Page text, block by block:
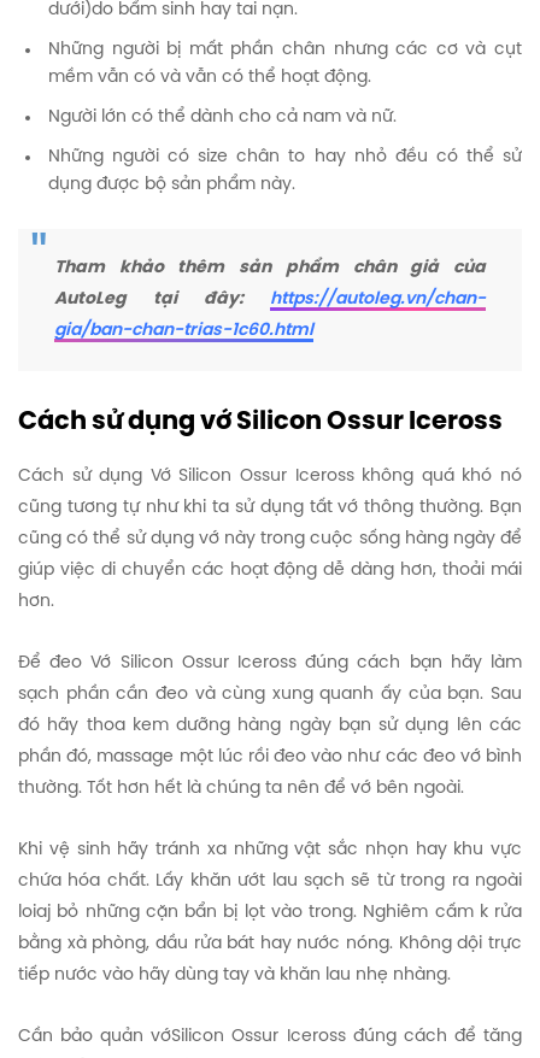
dưới)do bẩm sinh hay tai nạn.
Những người bị mất phần chân nhưng các cơ và cụt
mềm vẫn có và vẫn có thể hoạt động.
Người lớn có thể dành cho cả nam và nữ.
Những người có size chân to hay nhỏ đều có thể sử
dụng được bộ sản phẩm này.
Tham khảo thêm sản phẩm chân giả của
AutoLeg tại đây: https://autoleg.vn/chan-
gia/ban-chan-trias-1c60.html
Cách sử dụng vớ Silicon Ossur Iceross
Cách sử dụng Vớ Silicon Ossur Iceross không quá khó nó
cũng tương tự như khi ta sử dụng tất vớ thông thường. Bạn
cũng có thể sử dụng vớ này trong cuộc sống hàng ngày để
giúp việc di chuyển các hoạt động dễ dàng hơn, thoải mái
hơn.
Để đeo Vớ Silicon Ossur Iceross đúng cách bạn hãy làm
sạch phần cần đeo và cùng xung quanh ấy của bạn. Sau
đó hãy thoa kem dưỡng hàng ngày bạn sử dụng lên các
phần đó, massage một lúc rồi đeo vào như các đeo vớ bình
thường. Tốt hơn hết là chúng ta nên để vớ bên ngoài.
Khi vệ sinh hãy tránh xa những vật sắc nhọn hay khu vực
chứa hóa chất. Lấy khăn ướt lau sạch sẽ từ trong ra ngoài
loiaj bỏ những cặn bẩn bị lọt vào trong. Nghiêm cấm k rửa
bằng xà phòng, dầu rửa bát hay nước nóng. Không dội trực
tiếp nước vào hãy dùng tay và khăn lau nhẹ nhàng.
Cần bảo quản vớSilicon Ossur Iceross đúng cách để tăng